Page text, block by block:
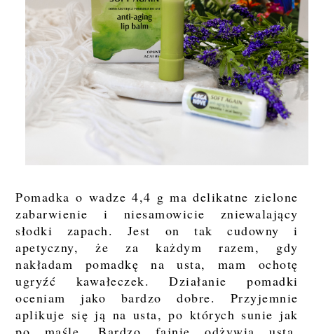
Pomadka o wadze 4,4 g ma delikatne zielone
zabarwienie i niesamowicie zniewalający
słodki zapach. Jest on tak cudowny i
apetyczny, że za każdym razem, gdy
nakładam pomadkę na usta, mam ochotę
ugryźć kawałeczek. Działanie pomadki
oceniam jako bardzo dobre. Przyjemnie
aplikuje się ją na usta, po których sunie jak